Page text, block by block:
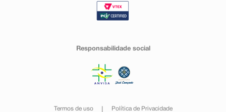
Responsabilidade social
Termos de uso Política de Privacidade